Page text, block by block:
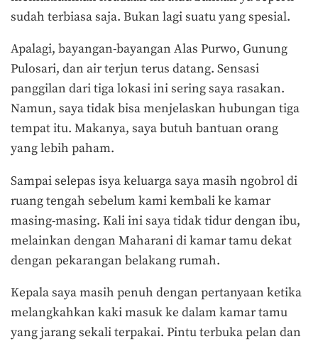
sudah terbiasa saja. Bukan lagi suatu yang spesial.
Apalagi, bayangan-bayangan Alas Purwo, Gunung
Pulosari, dan air terjun terus datang. Sensasi
panggilan dari tiga lokasi ini sering saya rasakan.
Namun, saya tidak bisa menjelaskan hubungan tiga
tempat itu. Makanya, saya butuh bantuan orang
yang lebih paham.
Sampai selepas isya keluarga saya masih ngobrol di
ruang tengah sebelum kami kembali ke kamar
masing-masing. Kali ini saya tidak tidur dengan ibu,
melainkan dengan Maharani di kamar tamu dekat
dengan pekarangan belakang rumah.
Kepala saya masih penuh dengan pertanyaan ketika
melangkahkan kaki masuk ke dalam kamar tamu
yang jarang sekali terpakai. Pintu terbuka pelan dan